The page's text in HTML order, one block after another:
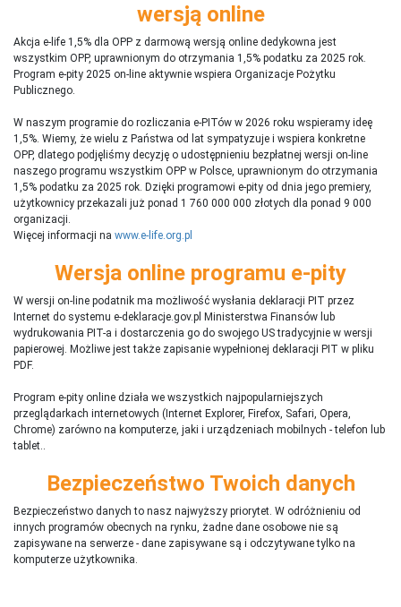
wersją online
Akcja e-life 1,5% dla OPP z darmową wersją online dedykowna jest
wszystkim OPP, uprawnionym do otrzymania 1,5% podatku za 2025 rok.
Program e-pity 2025 on-line aktywnie wspiera Organizacje Pożytku
Publicznego.
W naszym programie do rozliczania e-PITów w 2026 roku wspieramy ideę
1,5%. Wiemy, że wielu z Państwa od lat sympatyzuje i wspiera konkretne
OPP, dlatego podjęliśmy decyzję o udostępnieniu bezpłatnej wersji on-line
naszego programu wszystkim OPP w Polsce, uprawnionym do otrzymania
1,5% podatku za 2025 rok. Dzięki programowi e-pity od dnia jego premiery,
użytkownicy przekazali już ponad 1 760 000 000 złotych dla ponad 9 000
organizacji.
Więcej informacji na www.e-life.org.pl
Wersja online programu e-pity
W wersji on-line podatnik ma możliwość wysłania deklaracji PIT przez
Internet do systemu e-deklaracje.gov.pl Ministerstwa Finansów lub
wydrukowania PIT-a i dostarczenia go do swojego US tradycyjnie w wersji
papierowej. Możliwe jest także zapisanie wypełnionej deklaracji PIT w pliku
PDF.
Program e-pity online działa we wszystkich najpopularniejszych
przeglądarkach internetowych (Internet Explorer, Firefox, Safari, Opera,
Chrome) zarówno na komputerze, jaki i urządzeniach mobilnych - telefon lub
tablet..
Bezpieczeństwo Twoich danych
Bezpieczeństwo danych to nasz najwyższy priorytet. W odróżnieniu od
innych programów obecnych na rynku, żadne dane osobowe nie są
zapisywane na serwerze - dane zapisywane są i odczytywane tylko na
komputerze użytkownika.